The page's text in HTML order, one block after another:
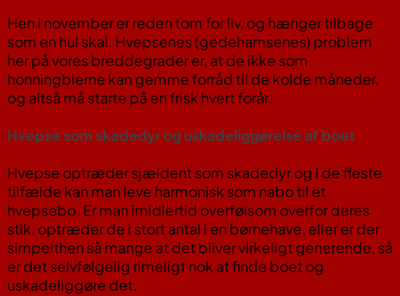
Hen i november er reden tom for liv, og hænger tilbage
som en hul skal. Hvepsenes (gedehamsenes) problem
her på vores breddegrader er, at de ikke som
honningbierne kan gemme forråd til de kolde måneder,
og altså må starte på en frisk hvert forår.
Hvepse som skadedyr og uskadeliggørelse af boet
Hvepse optræder sjældent som skadedyr og i de fleste
tilfælde kan man leve harmonisk som nabo til et
hvepsebo. Er man imidlertid overfølsom overfor deres
stik, optræder de i stort antal i en børnehave, eller er der
simpelthen så mange at det bliver virkeligt generende, så
er det selvfølgelig rimeligt nok at finde boet og
uskadeliggøre det.